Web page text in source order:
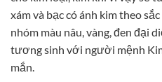
xám và bạc có ánh kim theo
nhóm màu nâu, vàng, đen đại
tương sinh với người mệnh
mắn.